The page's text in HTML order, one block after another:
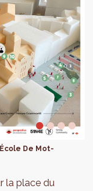
De Mot-
la place du